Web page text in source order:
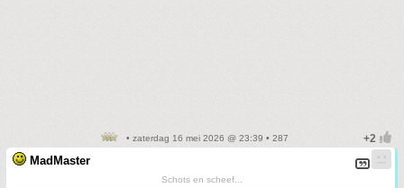
• zaterdag 16 mei 2026 @ 23:39 • 287
MadMaster
Schots en scheef...